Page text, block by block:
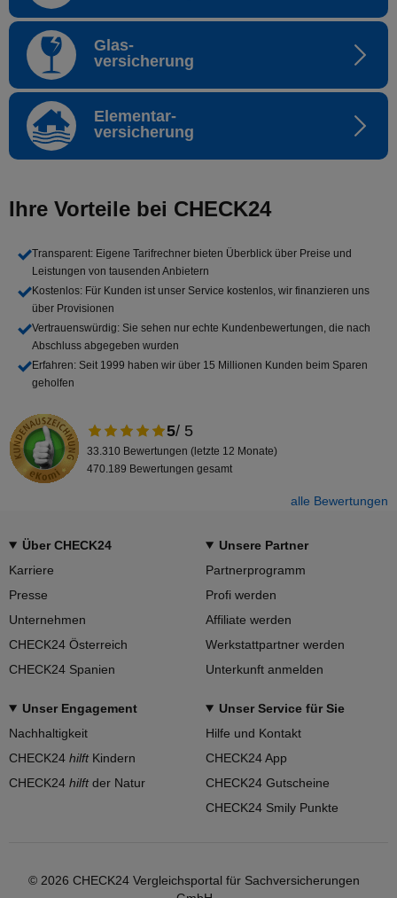
Glas-
versicherung
Elementar-
versicherung
Ihre Vorteile bei CHECK24
Transparent: Eigene Tarifrechner bieten Überblick über Preise und
Leistungen von tausenden Anbietern
Kostenlos: Für Kunden ist unser Service kostenlos, wir finanzieren uns
über Provisionen
Vertrauenswürdig: Sie sehen nur echte Kundenbewertungen, die nach
Abschluss abgegeben wurden
Erfahren: Seit 1999 haben wir über 15 Millionen Kunden beim Sparen
geholfen
5/ 5
33.310 Bewertungen (letzte 12 Monate)
470.189 Bewertungen gesamt
alle Bewertungen
Über CHECK24
Karriere
Presse
Unternehmen
CHECK24 Österreich
CHECK24 Spanien
Unsere Partner
Partnerprogramm
Profi werden
Affiliate werden
Werkstattpartner werden
Unterkunft anmelden
Unser Engagement
Nachhaltigkeit
CHECK24 hilftKindern
CHECK24 hilftder Natur
Unser Service für Sie
Hilfe und Kontakt
CHECK24 App
CHECK24 Gutscheine
CHECK24 Smily Punkte
© 2026 CHECK24 Vergleichsportal für Sachversicherungen